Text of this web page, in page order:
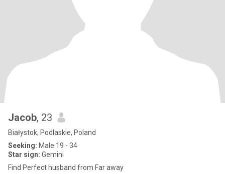
Jacob, 23
Białystok, Podlaskie, Poland
Seeking: Male 19 - 34
Star sign: Gemini
Find Perfect husband from Far away